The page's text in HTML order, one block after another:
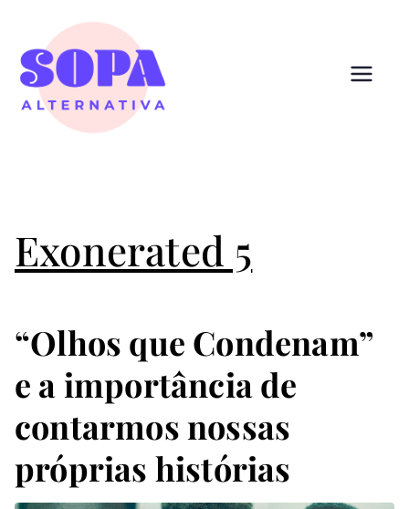
conteúdo
Exonerated 5
“Olhos que Condenam”
e a importância de
contarmos nossas
próprias histórias